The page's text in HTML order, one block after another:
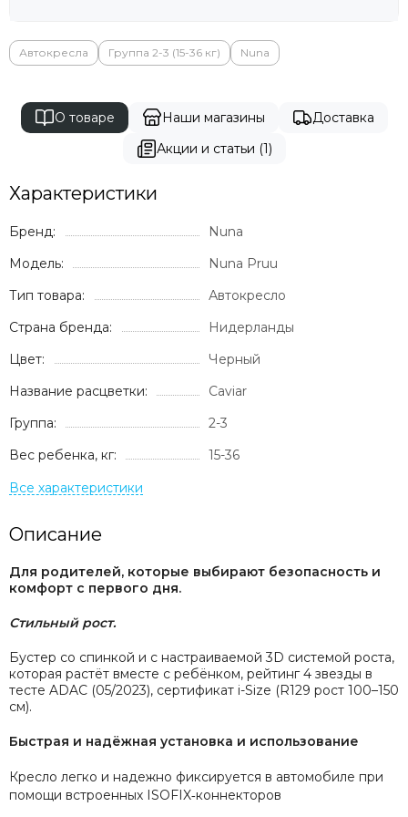
Momcozy
Mr Sandman
Nuna
Offspring
Ok Baby
Osann
Pali
Peppy
Pigeon
Recaro
Red Castle
Suavinex
Sweet Baby
Tutis
Tutti Bambini
Tutti di Mare
Valco Baby
VTech
Гандылян
Наследник Выжанова
4moms
Автокресла Группа 2-3 (15-36 кг) Nuna
О товаре Наши магазины
Доставка
Акции и статьи (1)
Характеристики
Бренд:
Nuna
Модель:
Nuna Pruu
Тип товара:
Автокресло
Страна бренда:
Нидерланды
Цвет:
Черный
Название расцветки:
Caviar
Группа:
2-3
Вес ребенка, кг:
15-36
Описание
Для родителей, которые выбирают безопасность и
комфорт с первого дня.
Стильный рост.
Бустер со спинкой и с настраиваемой3D системой роста,
которая растёт вместе с ребёнком, рейтинг 4 звезды в
тесте ADAC (05/2023), сертификат i-Size (R129 рост 100–150
см).
Быстрая и надёжная установка и использование
Кресло легко и надежно фиксируется в автомобиле при
помощи встроенных ISOFIX‑коннекторов